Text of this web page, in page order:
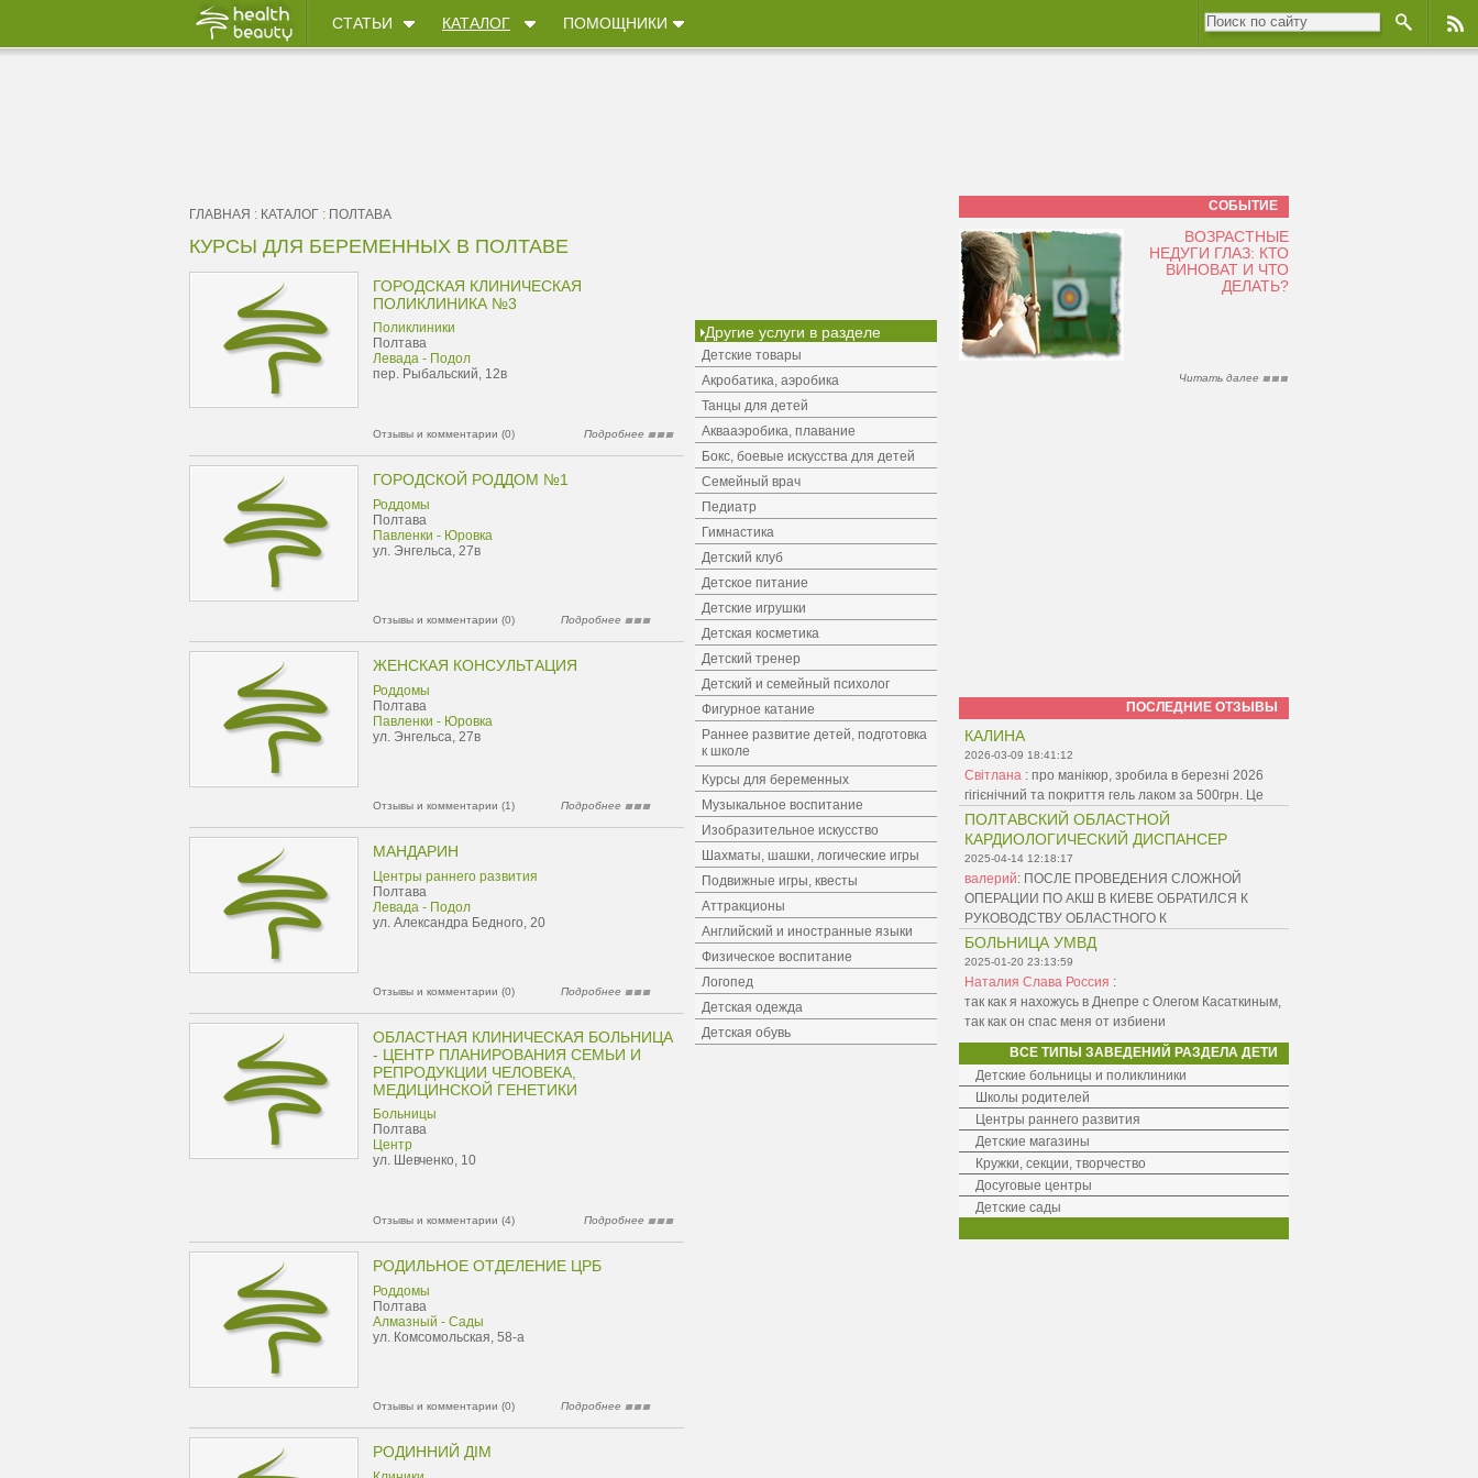
СТАТЬИ КАТАЛОГ ПОМОЩНИКИ
ГЛАВНАЯ : КАТАЛОГ : ПОЛТАВА
КУРСЫ ДЛЯ БЕРЕМЕННЫХ В ПОЛТАВЕ
ГОРОДСКАЯ КЛИНИЧЕСКАЯ
ПОЛИКЛИНИКА №3
Поликлиники
Полтава
Левада - Подол
пер. Рыбальский, 12в
Отзывы и комментарии (0) Подробнее
ГОРОДСКОЙ РОДДОМ №1
Роддомы
Полтава
Павленки - Юровка
ул. Энгельса, 27в
Отзывы и комментарии (0) Подробнее
ЖЕНСКАЯ КОНСУЛЬТАЦИЯ
Роддомы
Полтава
Павленки - Юровка
ул. Энгельса, 27в
Отзывы и комментарии (1) Подробнее
МАНДАРИН
Центры раннего развития
Полтава
Левада - Подол
ул. Александра Бедного, 20
Отзывы и комментарии (0) Подробнее
ОБЛАСТНАЯ КЛИНИЧЕСКАЯ БОЛЬНИЦА
- ЦЕНТР ПЛАНИРОВАНИЯ СЕМЬИ И
РЕПРОДУКЦИИ ЧЕЛОВЕКА,
МЕДИЦИНСКОЙ ГЕНЕТИКИ
Больницы
Полтава
Центр
ул. Шевченко, 10
Отзывы и комментарии (4) Подробнее
РОДИЛЬНОЕ ОТДЕЛЕНИЕ ЦРБ
Роддомы
Полтава
Алмазный - Сады
ул. Комсомольская, 58-а
Отзывы и комментарии (0) Подробнее
РОДИННИЙ ДІМ
Другие услуги в разделе
Детские товары
Акробатика, аэробика
Танцы для детей
Аквааэробика, плавание
Бокс, боевые искусства для детей
Семейный врач
Педиатр
Гимнастика
Детский клуб
Детское питание
Детские игрушки
Детская косметика
Детский тренер
Детский и семейный психолог
Фигурное катание
Раннее развитие детей, подготовка
к школе
Курсы для беременных
Музыкальное воспитание
Изобразительное искусство
Шахматы, шашки, логические игры
Подвижные игры, квесты
Аттракционы
Английский и иностранные языки
Физическое воспитание
Логопед
Детская одежда
Детская обувь
СОБЫТИЕ
ВОЗРАСТНЫЕ
НЕДУГИ ГЛАЗ: КТО
ВИНОВАТ И ЧТО
ДЕЛАТЬ?
Читать далее
ПОСЛЕДНИЕ ОТЗЫВЫ
КАЛИНА
2026-03-09 18:41:12
Світлана : про манікюр, зробила в березні 2026
гігієнічний та покриття гель лаком за 500грн. Це
ПОЛТАВСКИЙ ОБЛАСТНОЙ
КАРДИОЛОГИЧЕСКИЙ ДИСПАНСЕР
2025-04-14 12:18:17
валерий: ПОСЛЕ ПРОВЕДЕНИЯ СЛОЖНОЙ
ОПЕРАЦИИ ПО АКШ В КИЕВЕ ОБРАТИЛСЯ К
РУКОВОДСТВУ ОБЛАСТНОГО К
БОЛЬНИЦА УМВД
2025-01-20 23:13:59
Наталия Слава Россия :
так как я нахожусь в Днепре с Олегом Касаткиным,
так как он спас меня от избиени
ВСЕ ТИПЫ ЗАВЕДЕНИЙ РАЗДЕЛА ДЕТИ
Детские больницы и поликлиники
Школы родителей
Центры раннего развития
Детские магазины
Кружки, секции, творчество
Досуговые центры
Детские сады